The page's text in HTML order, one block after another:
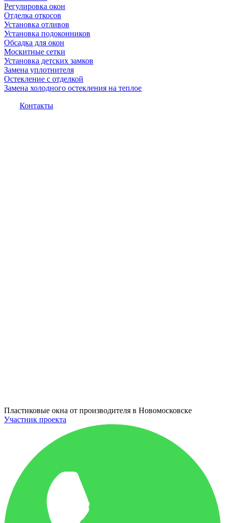
Регулировка окон
Отделка откосов
Установка отливов
Установка подоконников
Обсадка для окон
Москитные сетки
Установка детских замков
Замена уплотнителя
Остекление с отделкой
Замена холодного остекления на теплое
Контакты
Пластиковые окна от производителя в Новомосковске
Участник проекта